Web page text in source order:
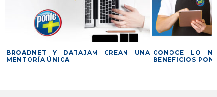
CREAN UNA CONOCE LO NUEVO DEL CLUB
BENEFICIOS PONLEMÁS